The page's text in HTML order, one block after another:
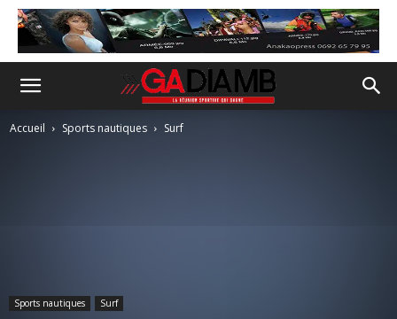
Accueil Sports nautiques Surf
Sports nautiques Surf